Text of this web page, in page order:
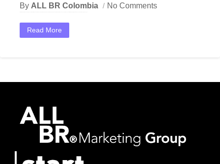
By ALL BR Colombia No Comments
Read More